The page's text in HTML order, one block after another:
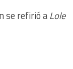
se refirió aLole